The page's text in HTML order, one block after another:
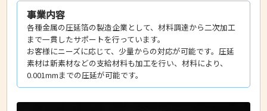
事業内容
各種金属の圧延箔の製造企業として、材料調達から二次加工
まで一貫したサポートを行っています。
お客様にニーズに応じて、少量からの対応が可能です。圧延
素材は新素材などの支給材料も加工を行い、材料により、
0.001mmまでの圧延が可能です。